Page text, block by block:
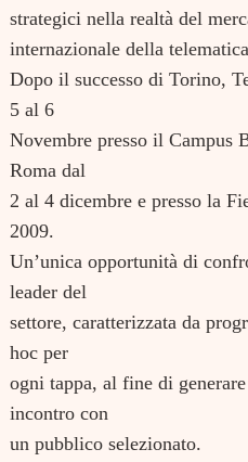
strategici nella realtà del
internazionale della
Dopo il successo di Torino,
5 al 6
Novembre presso il Campus
Roma dal
2 al 4 dicembre e presso la
2009.
Un’unica opportunità di
leader del
settore, caratterizzata da
hoc per
ogni tappa, al fine di
incontro con
un pubblico selezionato.